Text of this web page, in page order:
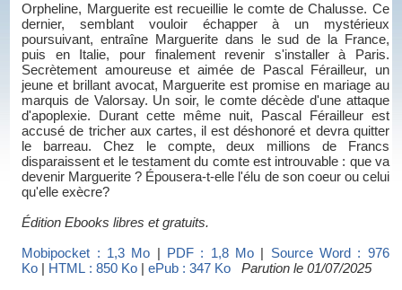
Orpheline, Marguerite est recueillie le comte de Chalusse. Ce
dernier, semblant vouloir échapper à un mystérieux
poursuivant, entraîne Marguerite dans le sud de la France,
puis en Italie, pour finalement revenir s'installer à Paris.
Secrètement amoureuse et aimée de Pascal Férailleur, un
jeune et brillant avocat, Marguerite est promise en mariage au
marquis de Valorsay. Un soir, le comte décède d'une attaque
d'apoplexie. Durant cette même nuit, Pascal Férailleur est
accusé de tricher aux cartes, il est déshonoré et devra quitter
le barreau. Chez le compte, deux millions de Francs
disparaissent et le testament du comte est introuvable : que va
devenir Marguerite ? Épousera-t-elle l'élu de son coeur ou celui
qu'elle exècre?
Édition Ebooks libres et gratuits.
Mobipocket : 1,3 Mo | PDF : 1,8 Mo | Source Word : 976
Ko | HTML : 850 Ko |ePub : 347 Ko
Parution le 01/07/2025